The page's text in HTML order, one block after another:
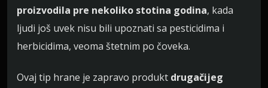
proizvodila pre nekoliko stotina godina, kada
ljudi još uvek nisu bili upoznati sa pesticidima i
herbicidima, veoma štetnim po čoveka.
Ovaj tip hrane je zapravo produkt drugačijeg